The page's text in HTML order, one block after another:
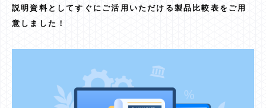
説明資料としてすぐにご活用いただける製品比較表をご用
意しました！